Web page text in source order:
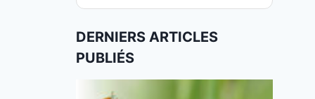
DERNIERS ARTICLES
PUBLIÉS